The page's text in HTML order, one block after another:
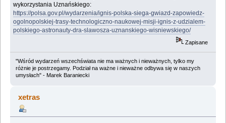
wykorzystania Uznańskiego:
https://polsa.gov.pl/wydarzenia/ignis-polska-siega-gwiazd-zapowiedz-
ogolnopolskiej-trasy-technologiczno-naukowej-misji-ignis-z-udzialem-
polskiego-astronauty-dra-slawosza-uznanskiego-wisniewskiego/
Zapisane
"Wśród wydarzeń wszechświata nie ma ważnych i nieważnych, tylko my
różnie je postrzegamy. Podział na ważne i nieważne odbywa się w naszych
umysłach" - Marek Baraniecki
xetras